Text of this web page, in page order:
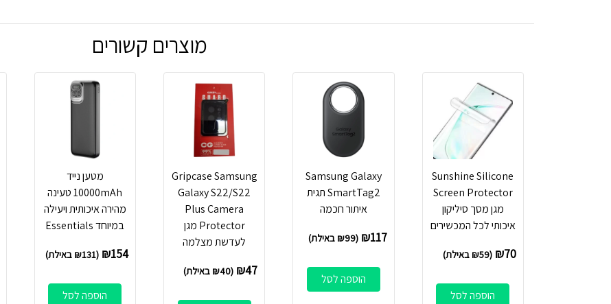
מוצרים קשורים
Sunshine Silicone
Screen Protector
מגן מסך סיליקון
איכותי לכל המכשירים
₪70
(
₪59 באילת)
הוספה לסל
Samsung Galaxy
SmartTag2 תגית
איתור חכמה
₪117
(
₪99 באילת)
הוספה לסל
Gripcase Samsung
Galaxy S22/S22
Plus Camera
Protector מגן
לעדשת מצלמה
₪47
(
₪40 באילת)
מטען נייד
10000mAh טעינה
מהירה איכותית ויעילה
במיוחד Essentials
₪154
(
₪131 באילת)
הוספה לסל